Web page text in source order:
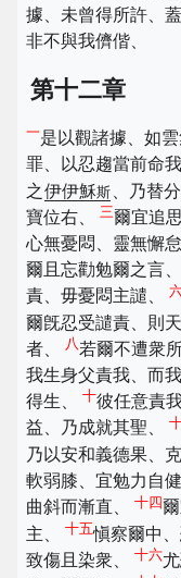
據、未曾得所許、
非不與我儕偕、
第十二章
一是以觀諸據、如
罪、以忍趨當前命
之伊伊穌斯
、乃替
寶位右、
三爾宜追
心無憂悶、靈無懈怠
爾且忘勸勉爾之言
責、毋憂悶主譴、
爾旣忍受譴責、則
者、
八 若爾不遭衆
我生身父責我、而
得生、 十彼任意責
益、乃成就其聖、
乃以安和義德果、
軟弱膝、宜勉力自健
曲斜而漸直、 十四
主、 十五愼察爾中
致傷且染衆、 十六